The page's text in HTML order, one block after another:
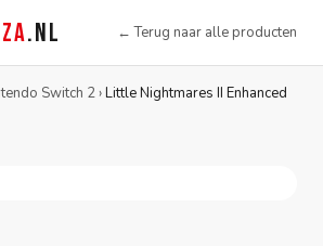
.NL ← Terug naar alle producten
Switch 2›Little Nightmares II Enhanced